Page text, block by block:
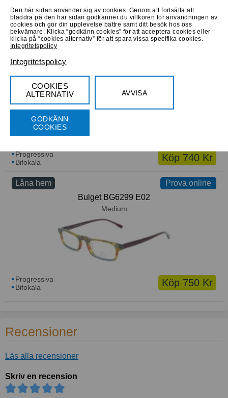
Köp 460 Kr
Progressiva
Bifokala
Låna hem
Köp 740 Kr
Progressiva
Bifokala
Prova online
Prova online
Låna hem
Bulget BG6299 E02
Medium
Köp 750 Kr
Progressiva
Bifokala
Recensioner
Läs alla recensioner
Skriv en recension
Den här sidan använder sig av cookies. Genom att fortsätta att
bläddra på den här sidan godkänner du villkoren för användningen av
cookies och gör din upplevelse bättre samt ditt besök hos oss
bekvämare. Klicka “godkänn cookies” för att acceptera cookies eller
klicka på “cookies alternativ” för att spara vissa specifika cookies.
Integritetspolicy
Integritetspolicy
COOKIES
ALTERNATIV
AVVISA
GODKÄNN
COOKIES